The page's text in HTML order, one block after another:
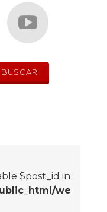
$post_id in
we